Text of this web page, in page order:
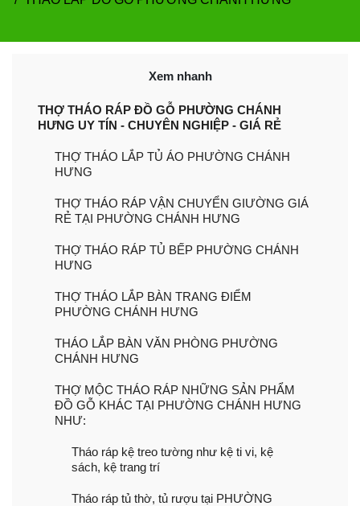
Xem nhanh
THỢ THÁO RÁP ĐỒ GỖ PHƯỜNG CHÁNH
HƯNG UY TÍN - CHUYÊN NGHIỆP - GIÁ RẺ
THỢ THÁO LẮP TỦ ÁO PHƯỜNG CHÁNH
HƯNG
THỢ THÁO RÁP VẬN CHUYỂN GIƯỜNG GIÁ
RẺ TẠI PHƯỜNG CHÁNH HƯNG
THỢ THÁO RÁP TỦ BẾP PHƯỜNG CHÁNH
HƯNG
THỢ THÁO LẮP BÀN TRANG ĐIỂM
PHƯỜNG CHÁNH HƯNG
THÁO LẮP BÀN VĂN PHÒNG PHƯỜNG
CHÁNH HƯNG
THỢ MỘC THÁO RÁP NHỮNG SẢN PHẨM
ĐỒ GỖ KHÁC TẠI PHƯỜNG CHÁNH HƯNG
NHƯ:
Tháo ráp kệ treo tường như kệ ti vi, kệ
sách, kệ trang trí
Tháo ráp tủ thờ, tủ rượu tại PHƯỜNG